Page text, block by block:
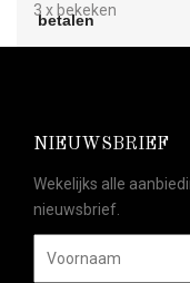
3 x bekeken
NIEUWSBRIEF
Wekelijks alle
nieuwsbrief.